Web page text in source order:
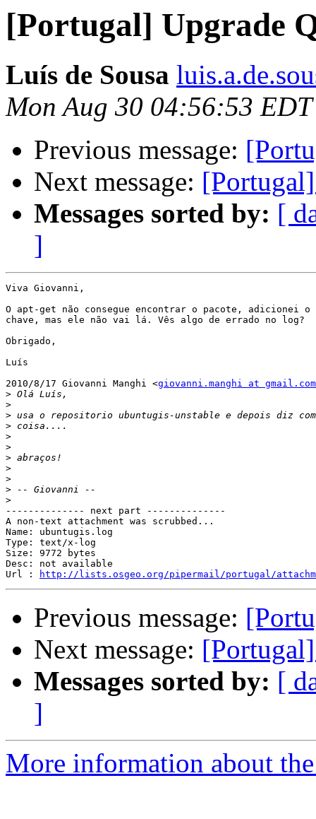
[Portugal] Upgrade
Luís de Sousa
Mon Aug 30 04:56:53
Previous message:
Next message:
Messages sorted by: [
]
Viva Giovanni,
O apt-get não consegue encontrar o pacote, adicionei
chave, mas ele não vai lá. Vês algo de errado no log?
Obrigado,
Luís
2010/8/17 Giovanni Manghi <giovanni.manghi at gmail.com
>
>
>
>
>
>
>
>
>
>
>
-------------- next part --------------
A non-text attachment was scrubbed...
Name: ubuntugis.log
Type: text/x-log
Size: 9772 bytes
Desc: not available
Url :
http://lists.osgeo.org/pipermail/portugal/
Previous message:
Next message:
Messages sorted by: [
]
More information about